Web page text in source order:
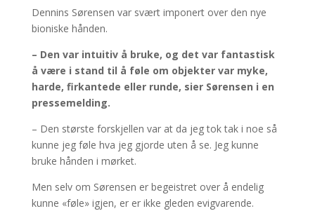
Dennins Sørensen var svært imponert over den nye
bioniske hånden.
– Den var intuitiv å bruke, og det var fantastisk
å være i stand til å føle om objekter var myke,
harde, firkantede eller runde, sier Sørensen i en
pressemelding.
– Den største forskjellen var at da jeg tok tak i noe så
kunne jeg føle hva jeg gjorde uten å se. Jeg kunne
bruke hånden i mørket.
Men selv om Sørensen er begeistret over å endelig
kunne «føle» igjen, er er ikke gleden evigvarende.